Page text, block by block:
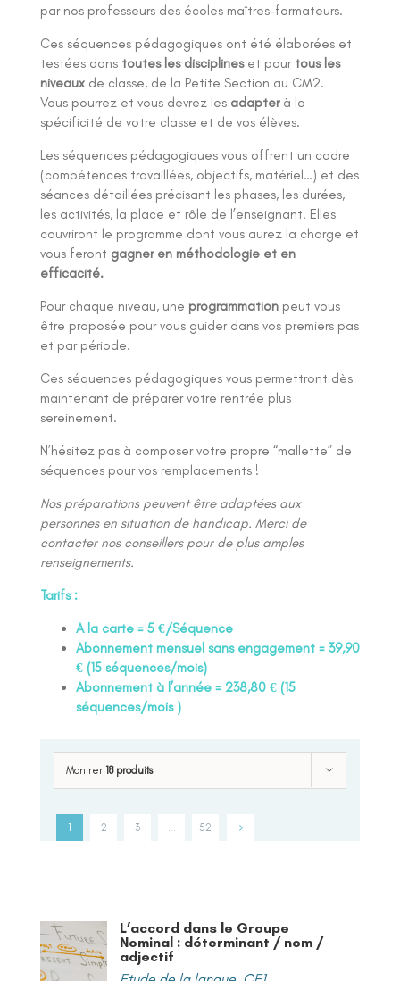
par nos professeurs des écoles maîtres-formateurs.
Ces séquences pédagogiques ont été élaborées et
testées dans toutes les disciplineset pourtous les
niveaux de classe, de la Petite Section au CM2.
Vous pourrez et vous devrez les adapterà la
spécificité de votre classe et de vos élèves.
Les séquences pédagogiques vous offrent un cadre
(compétences travaillées, objectifs, matériel…) et des
séances détaillées précisant les phases, les durées,
les activités, la place et rôle de l’enseignant. Elles
couvriront le programme dont vous aurez la charge et
vous feront gagner en méthodologie et en
efficacité.
Pour chaque niveau, une programmation peut vous
être proposée pour vous guider dans vos premiers pas
et par période.
Ces séquences pédagogiques vous permettront dès
maintenant de préparer votre rentrée plus
sereinement.
N’hésitez pas à composer votre propre “mallette” de
séquences pour vos remplacements !
Nos préparations peuvent être adaptées aux
personnes en situation de handicap. Merci de
contacter nos conseillers pour de plus amples
renseignements.
Tarifs :
A la carte = 5 €/Séquence
Abonnement mensuel sans engagement = 39,90
€ (15 séquences/mois)
Abonnement à l’année = 238,80 € (15
séquences/mois )
Montrer 18 produits
1 2 3 52
L’accord dans le Groupe
Nominal : déterminant / nom /
adjectif